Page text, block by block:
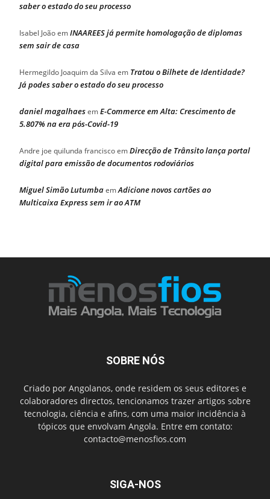
saber o estado do seu processo
Isabel JoãoemINAAREES já permite homologação de diplomas
sem sair de casa
Hermegildo Joaquim da Silva em Tratou o Bilhete de Identidade?
Já podes saber o estado do seu processo
daniel magalhaesemE-Commerce em Alta: Crescimento de
5.807% na era pós-Covid-19
Andre joe quilunda franciscoemDirecção de Trânsito lança portal
digital para emissão de documentos rodoviários
Miguel Simão LutumbaemAdicione novos cartões ao
Multicaixa Express sem ir ao ATM
SOBRE NÓS
Criado por Angolanos, onde residem os seus editores e
colaboradores directos, tencionamos trazer artigos sobre
tecnologia, ciência e afins, com uma maior incidência à
tópicos que envolvam Angola. Entre em contato:
contacto@menosfios.com
SIGA-NOS